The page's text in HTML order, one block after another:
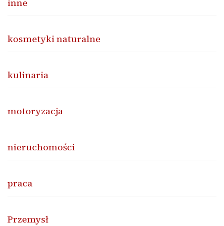
inne
kosmetyki naturalne
kulinaria
motoryzacja
nieruchomości
praca
Przemysł